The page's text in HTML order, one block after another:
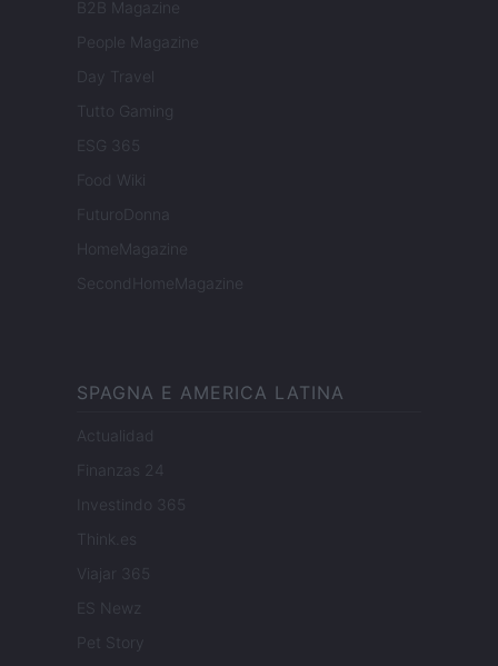
B2B Magazine
People Magazine
Day Travel
Tutto Gaming
ESG 365
Food Wiki
FuturoDonna
HomeMagazine
SecondHomeMagazine
SPAGNA E AMERICA LATINA
Actualidad
Finanzas 24
Investindo 365
Think.es
Viajar 365
ES Newz
Pet Story